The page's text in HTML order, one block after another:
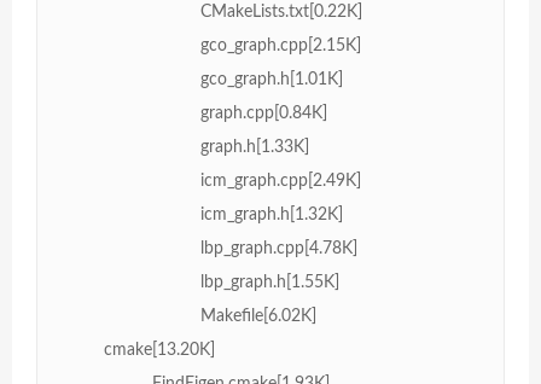
CMakeLists.txt[0.22K]
gco_graph.cpp[2.15K]
gco_graph.h[1.01K]
graph.cpp[0.84K]
graph.h[1.33K]
icm_graph.cpp[2.49K]
icm_graph.h[1.32K]
lbp_graph.cpp[4.78K]
lbp_graph.h[1.55K]
Makefile[6.02K]
cmake[13.20K]